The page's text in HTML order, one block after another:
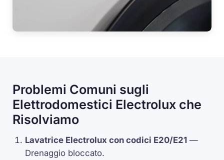
Problemi Comuni sugli
Elettrodomestici Electrolux che
Risolviamo
Lavatrice Electrolux con codici E20/E21 —
Drenaggio bloccato.